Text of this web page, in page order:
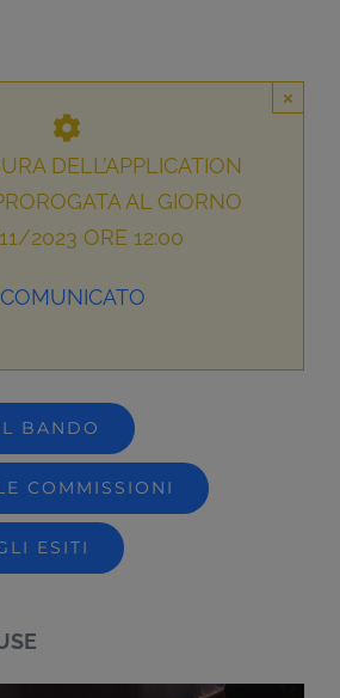
×
DELL’APPLICATION
AL GIORNO
2023 ORE 12:00
COMUNICATO
BANDO
COMMISSIONI
ESITI